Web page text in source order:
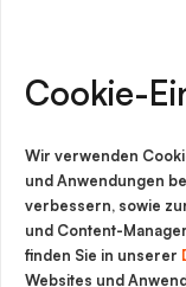
Cookie-
Wir verwenden
und Anwendungen
verbessern, sowie
und Content-
finden Sie in unserer
Websites und